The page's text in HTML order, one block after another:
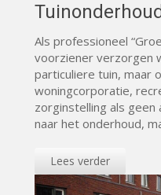
Tuinonderhoud
Als professioneel
voorziener verzorgen
particuliere tuin, maar
woningcorporatie,
zorginstelling als geen
naar het onderhoud,
Lees verder